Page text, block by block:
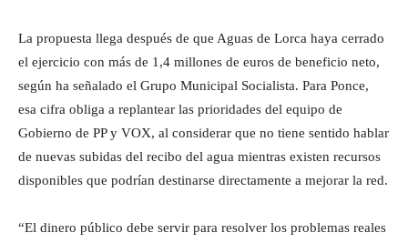
La propuesta llega después de que Aguas de Lorca haya cerrado
el ejercicio con más de 1,4 millones de euros de beneficio neto,
según ha señalado el Grupo Municipal Socialista. Para Ponce,
esa cifra obliga a replantear las prioridades del equipo de
Gobierno de PP y VOX, al considerar que no tiene sentido hablar
de nuevas subidas del recibo del agua mientras existen recursos
disponibles que podrían destinarse directamente a mejorar la red.
“El dinero público debe servir para resolver los problemas reales